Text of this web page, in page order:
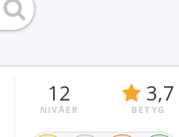
12
NIVÅER
3,7
BETYG